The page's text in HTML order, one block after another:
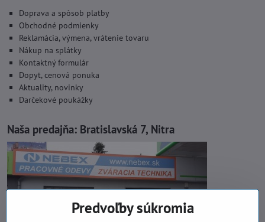
Doprava a spôsob platby
Obchodné podmienky
Reklamácia, výmena, vrátenie tovaru
Nákup na splátky
Kontaktný formulár
Dopyt, cenová ponuka
Aktuality, novinky
Darčekové poukážky
Naša predajňa: Bratislavská 7, Nitra
Predvoľby súkromia